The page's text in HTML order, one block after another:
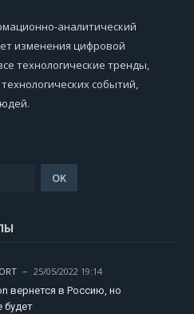
аналитический
изменения цифровой
технологические тренды,
событий,
25/05/2022 19:14
вернется в Россию, но
будет